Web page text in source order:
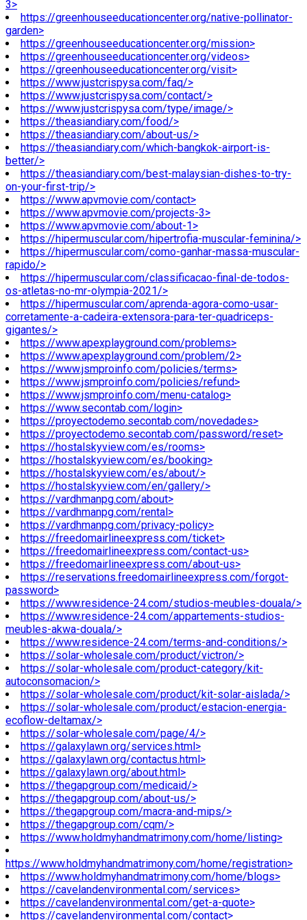
3>
https://greenhouseeducationcenter.org/native-pollinator-
garden>
https://greenhouseeducationcenter.org/mission>
https://greenhouseeducationcenter.org/videos>
https://greenhouseeducationcenter.org/visit>
https://www.justcrispysa.com/faq/>
https://www.justcrispysa.com/contact/>
https://www.justcrispysa.com/type/image/>
https://theasiandiary.com/food/>
https://theasiandiary.com/about-us/>
https://theasiandiary.com/which-bangkok-airport-is-
better/>
https://theasiandiary.com/best-malaysian-dishes-to-try-
on-your-first-trip/>
https://www.apvmovie.com/contact>
https://www.apvmovie.com/projects-3>
https://www.apvmovie.com/about-1>
https://hipermuscular.com/hipertrofia-muscular-feminina/>
https://hipermuscular.com/como-ganhar-massa-muscular-
rapido/>
https://hipermuscular.com/classificacao-final-de-todos-
os-atletas-no-mr-olympia-2021/>
https://hipermuscular.com/aprenda-agora-como-usar-
corretamente-a-cadeira-extensora-para-ter-quadriceps-
gigantes/>
https://www.apexplayground.com/problems>
https://www.apexplayground.com/problem/2>
https://www.jsmproinfo.com/policies/terms>
https://www.jsmproinfo.com/policies/refund>
https://www.jsmproinfo.com/menu-catalog>
https://www.secontab.com/login>
https://proyectodemo.secontab.com/novedades>
https://proyectodemo.secontab.com/password/reset>
https://hostalskyview.com/es/rooms>
https://hostalskyview.com/es/booking>
https://hostalskyview.com/es/about/>
https://hostalskyview.com/en/gallery/>
https://vardhmanpg.com/about>
https://vardhmanpg.com/rental>
https://vardhmanpg.com/privacy-policy>
https://freedomairlineexpress.com/ticket>
https://freedomairlineexpress.com/contact-us>
https://freedomairlineexpress.com/about-us>
https://reservations.freedomairlineexpress.com/forgot-
password>
https://www.residence-24.com/studios-meubles-douala/>
https://www.residence-24.com/appartements-studios-
meubles-akwa-douala/>
https://www.residence-24.com/terms-and-conditions/>
https://solar-wholesale.com/product/victron/>
https://solar-wholesale.com/product-category/kit-
autoconsomacion/>
https://solar-wholesale.com/product/kit-solar-aislada/>
https://solar-wholesale.com/product/estacion-energia-
ecoflow-deltamax/>
https://solar-wholesale.com/page/4/>
https://galaxylawn.org/services.html>
https://galaxylawn.org/contactus.html>
https://galaxylawn.org/about.html>
https://thegapgroup.com/medicaid/>
https://thegapgroup.com/about-us/>
https://thegapgroup.com/macra-and-mips/>
https://thegapgroup.com/cqm/>
https://www.holdmyhandmatrimony.com/home/listing>
https://www.holdmyhandmatrimony.com/home/registration>
https://www.holdmyhandmatrimony.com/home/blogs>
https://cavelandenvironmental.com/services>
https://cavelandenvironmental.com/get-a-quote>
https://cavelandenvironmental.com/contact>